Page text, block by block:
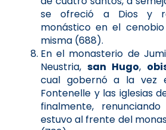
se ofreció a Dios y
monástico en el
misma (688).
En el monasterio de
Neustria, san Hugo,
cual gobernó a la vez
Fontenelle y las iglesias
finalmente,
estuvo al frente del